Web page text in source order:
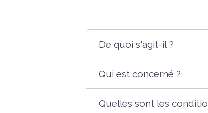
De quoi s'agit-il ?
Qui est concerné ?
Quelles sont les